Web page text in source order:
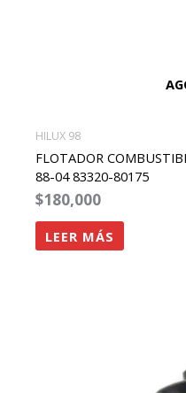
HILUX 98
FLOTADOR
88-04 83320-80175
$180,000
LEER MÁS